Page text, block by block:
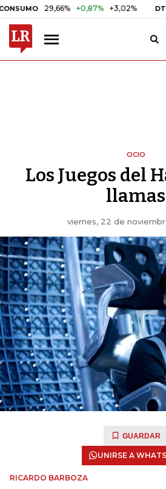
29,66% +0,87% +3,02% DTF
OCIO
Los Juegos del
llamas
viernes, 22 de
GUARDAR
UNIRSE A
RICARDO BARBOZA